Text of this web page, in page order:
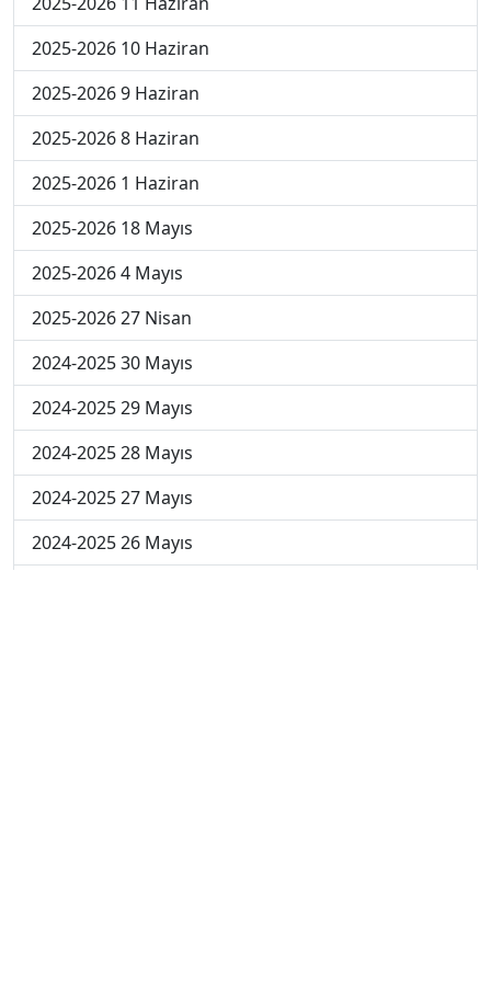
2025-2026 10 Haziran
2025-2026 9 Haziran
2025-2026 8 Haziran
2025-2026 1 Haziran
2025-2026 18 Mayıs
2025-2026 4 Mayıs
2025-2026 27 Nisan
2024-2025 30 Mayıs
2024-2025 29 Mayıs
2024-2025 28 Mayıs
2024-2025 27 Mayıs
2024-2025 26 Mayıs